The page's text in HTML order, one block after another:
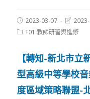
Post
published:
2023-03-07
Post
last
modified:
PostF01.教師研習與進修
【轉知-新北市
型高級中等學校
度區域策略聯盟-